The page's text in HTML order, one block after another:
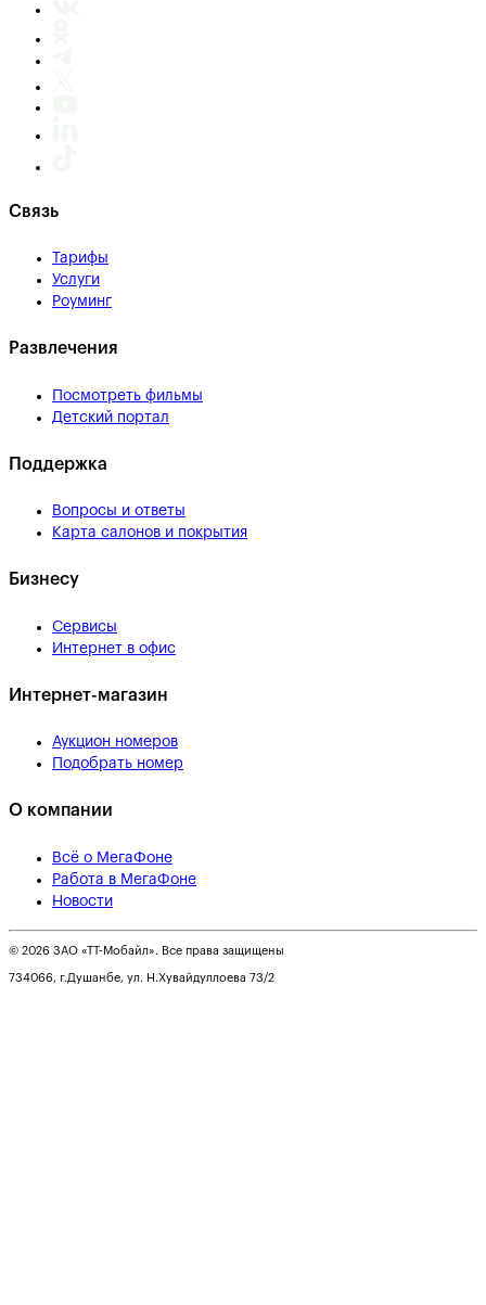
Связь
Тарифы
Услуги
Роуминг
Развлечения
Посмотреть фильмы
Детский портал
Поддержка
Вопросы и ответы
Карта салонов и покрытия
Бизнесу
Сервисы
Интернет в офис
Интернет-магазин
Аукцион номеров
Подобрать номер
О компании
Всё о МегаФоне
Работа в МегаФоне
Новости
© 2026 ЗАО «ТТ-Мобайл». Все права защищены
734066, г.Душанбе, ул. Н.Хувайдуллоева 73/2